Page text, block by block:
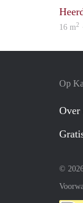
16 m2
Op
Over
©